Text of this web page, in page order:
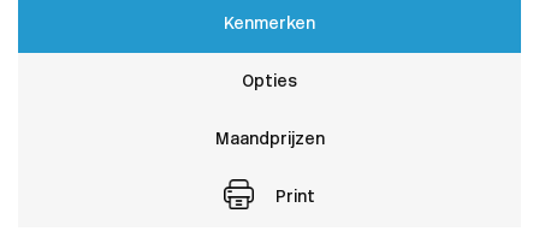
Kenmerken
Opties
Maandprijzen
Print